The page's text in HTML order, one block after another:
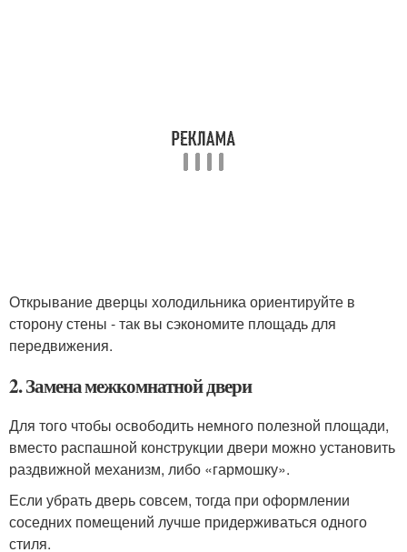
Открывание дверцы холодильника ориентируйте в
сторону стены - так вы сэкономите площадь для
передвижения.
2. Замена межкомнатной двери
Для того чтобы освободить немного полезной площади,
вместо распашной конструкции двери можно установить
раздвижной механизм, либо «гармошку».
Если убрать дверь совсем, тогда при оформлении
соседних помещений лучше придерживаться одного
стиля.